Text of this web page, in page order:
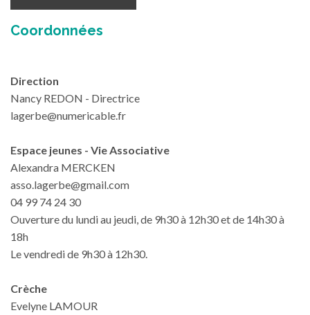
Coordonnées
Direction
Nancy REDON - Directrice
lagerbe@numericable.fr
Espace jeunes - Vie Associative
Alexandra MERCKEN
asso.lagerbe@gmail.com
04 99 74 24 30
Ouverture du lundi au jeudi, de 9h30 à 12h30 et de 14h30 à
18h
Le vendredi de 9h30 à 12h30.
Crèche
Evelyne LAMOUR